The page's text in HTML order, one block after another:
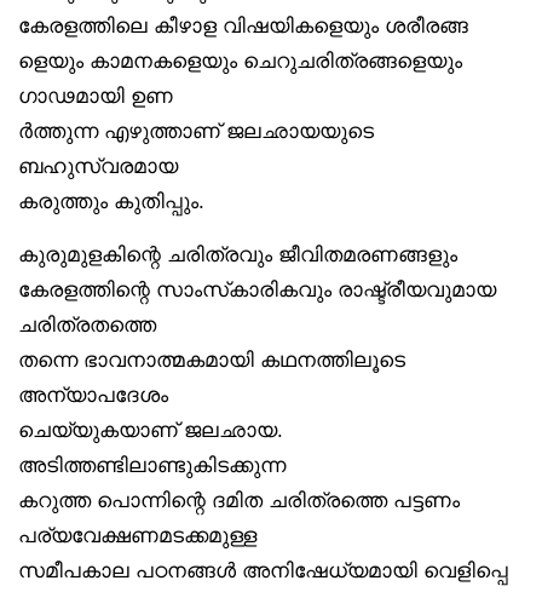
കേരളത്തിലെ കീഴാള വിഷയികളെയും ശരീരങ്ങ
ളെയും കാമനകളെയും ചെറുചരിത്രങ്ങളെയും
ഗാഢമായി ഉണ
ർത്തുന്ന എഴുത്താണ് ജലഛായയുടെ
ബഹുസ്വരമായ
കരുത്തും കുതിപ്പും.
കുരുമുളകിന്റെ ചരിത്രവും ജീവിതമരണങ്ങളും
കേരളത്തിന്റെ സാംസ്‌കാരികവും രാഷ്ട്രീയവുമായ
ചരിത്രതത്തെ
തന്നെ ഭാവനാത്മകമായി കഥനത്തിലൂടെ
അന്യാപദേശം
ചെയ്യുകയാണ് ജലഛായ.
അടിത്തണ്ടിലാണ്ടുകിടക്കുന്ന
കറുത്ത പൊന്നിന്റെ ദമിത ചരിത്രത്തെ പട്ടണം
പര്യവേക്ഷണമടക്കമുള്ള
സമീപകാല പഠനങ്ങൾ അനിഷേധ്യമായി വെളിപ്പെ